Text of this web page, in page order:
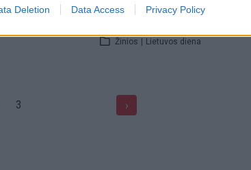
Deletion Data Access Privacy Policy
apie
gyventojus, kaip atskirti
informaciją apie COVID-19
Žinios Lietuvos diena
3 ›